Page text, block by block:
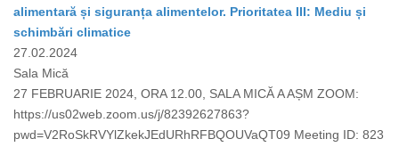
alimentară și siguranța alimentelor. Prioritatea III: Mediu și
schimbări climatice
27.02.2024
Sala Mică
27 FEBRUARIE 2024, ORA 12.00, SALA MICĂ A AȘM ZOOM:
https://us02web.zoom.us/j/82392627863?
pwd=V2RoSkRVYlZkekJEdURhRFBQOUVaQT09 Meeting ID: 823